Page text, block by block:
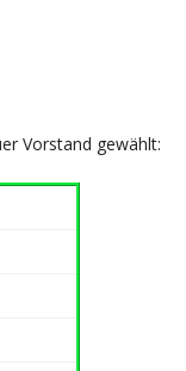
Vorstand gewählt: